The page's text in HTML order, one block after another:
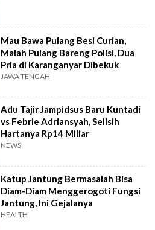
Mau Bawa Pulang Besi Curian,
Malah Pulang Bareng Polisi, Dua
Pria di Karanganyar Dibekuk
JAWA TENGAH
Adu Tajir Jampidsus Baru Kuntadi
vs Febrie Adriansyah, Selisih
Hartanya Rp14 Miliar
NEWS
Katup Jantung Bermasalah Bisa
Diam-Diam Menggerogoti Fungsi
Jantung, Ini Gejalanya
HEALTH